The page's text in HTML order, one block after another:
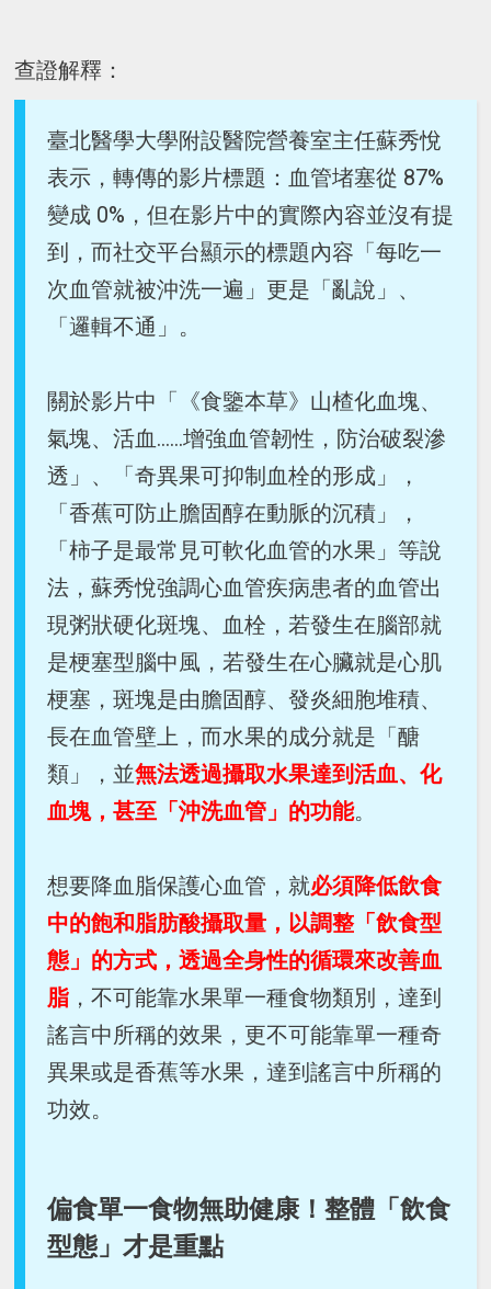
查證解釋：
臺北醫學大學附設醫院營養室主任蘇秀悅
表示，轉傳的影片標題：血管堵塞從 87%
變成 0%，但在影片中的實際內容並沒有提
到，而社交平台顯示的標題內容「每吃一
次血管就被沖洗一遍」更是「亂說」、
「邏輯不通」。
關於影片中「《食鑒本草》山楂化血塊、
氣塊、活血......增強血管韌性，防治破裂滲
透」、「奇異果可抑制血栓的形成」，
「香蕉可防止膽固醇在動脈的沉積」，
「柿子是最常見可軟化血管的水果」等說
法，蘇秀悅強調心血管疾病患者的血管出
現粥狀硬化斑塊、血栓，若發生在腦部就
是梗塞型腦中風，若發生在心臟就是心肌
梗塞，斑塊是由膽固醇、發炎細胞堆積、
長在血管壁上，而水果的成分就是「醣
類」，並無法透過攝取水果達到活血、化
血塊，甚至「沖洗血管」的功能。
想要降血脂保護心血管，就必須降低飲食
中的飽和脂肪酸攝取量，以調整「飲食型
態」的方式，透過全身性的循環來改善血
脂 ，不可能靠水果單一種食物類別，達到
謠言中所稱的效果，更不可能靠單一種奇
異果或是香蕉等水果，達到謠言中所稱的
功效。
偏食單一食物無助健康！整體「飲食
型態」才是重點